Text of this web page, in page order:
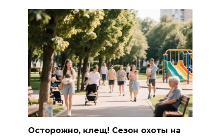
Осторожно, клещ! Сезон охоты на